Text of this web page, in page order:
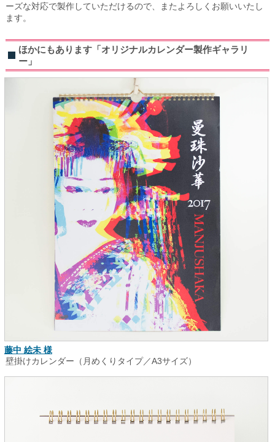
ーズな対応で製作していただけるので、またよろしくお願いいたし
ます。
ほかにもあります「オリジナルカレンダー製作ギャラリ
ー」
藤中 絵未 様
壁掛けカレンダー（月めくりタイプ／A3サイズ）